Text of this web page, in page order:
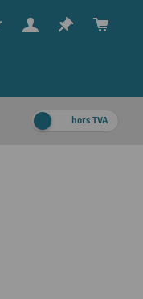
hors TVA